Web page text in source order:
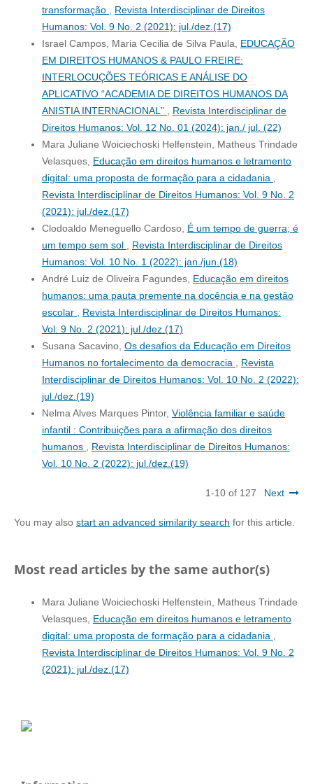
transformação , Revista Interdisciplinar de Direitos
Humanos: Vol. 9 No. 2 (2021): jul./dez.(17)
Israel Campos, Maria Cecilia de Silva Paula, EDUCAÇÃO
EM DIREITOS HUMANOS & PAULO FREIRE:
INTERLOCUÇÕES TEÓRICAS E ANÁLISE DO
APLICATIVO “ACADEMIA DE DIREITOS HUMANOS DA
ANISTIA INTERNACIONAL” , Revista Interdisciplinar de
Direitos Humanos: Vol. 12 No. 01 (2024): jan./ jul. (22)
Mara Juliane Woiciechoski Helfenstein, Matheus Trindade
Velasques, Educação em direitos humanos e letramento
digital: uma proposta de formação para a cidadania ,
Revista Interdisciplinar de Direitos Humanos: Vol. 9 No. 2
(2021): jul./dez.(17)
Clodoaldo Meneguello Cardoso, É um tempo de guerra; é
um tempo sem sol , Revista Interdisciplinar de Direitos
Humanos: Vol. 10 No. 1 (2022): jan./jun.(18)
André Luiz de Oliveira Fagundes, Educação em direitos
humanos: uma pauta premente na docência e na gestão
escolar , Revista Interdisciplinar de Direitos Humanos:
Vol. 9 No. 2 (2021): jul./dez.(17)
Susana Sacavino, Os desafios da Educação em Direitos
Humanos no fortalecimento da democracia , Revista
Interdisciplinar de Direitos Humanos: Vol. 10 No. 2 (2022):
jul./dez.(19)
Nelma Alves Marques Pintor, Violência familiar e saúde
infantil : Contribuições para a afirmação dos direitos
humanos , Revista Interdisciplinar de Direitos Humanos:
Vol. 10 No. 2 (2022): jul./dez.(19)
1-10 of 127 Next
You may also start an advanced similarity search for this article.
Most read articles by the same author(s)
Mara Juliane Woiciechoski Helfenstein, Matheus Trindade
Velasques, Educação em direitos humanos e letramento
digital: uma proposta de formação para a cidadania ,
Revista Interdisciplinar de Direitos Humanos: Vol. 9 No. 2
(2021): jul./dez.(17)